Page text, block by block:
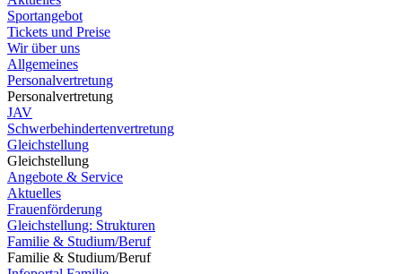
Sportangebot
Tickets und Preise
Wir über uns
Allgemeines
Personalvertretung
Personalvertretung
JAV
Schwerbehindertenvertretung
Gleichstellung
Gleichstellung
Angebote & Service
Aktuelles
Frauenförderung
Gleichstellung: Strukturen
Familie & Studium/Beruf
Familie & Studium/Beruf